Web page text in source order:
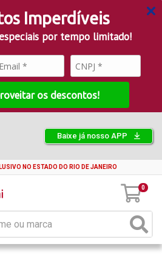
Imperdíveis
por tempo limitado!
os descontos!
Baixe já nosso APP
NO ESTADO DO RIO DE JANEIRO
0